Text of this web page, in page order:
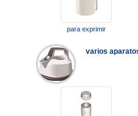
para exprimir
varios